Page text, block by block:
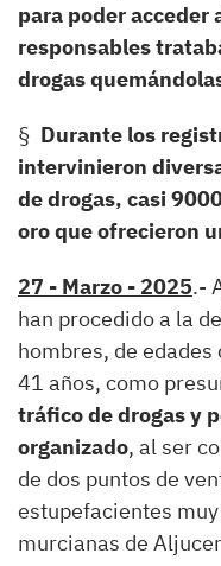
para poder
responsables
drogas
§ Durante los
intervinieron
de drogas, casi
oro que ofrecieron
27 - Marzo - 2025.-
han procedido a la
hombres, de
41 años, como
tráfico de drogas y
organizado, al ser
de dos puntos de
estupefacientes
murcianas de